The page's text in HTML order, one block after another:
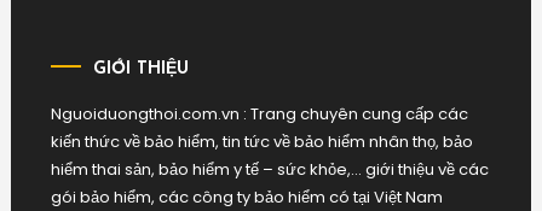
GIỚI THIỆU
Nguoiduongthoi.com.vn : Trang chuyên cung cấp các
kiến thức về bảo hiểm, tin tức về bảo hiểm nhân thọ, bảo
hiểm thai sản, bảo hiểm y tế – sức khỏe,… giới thiệu về các
gói bảo hiểm, các công ty bảo hiểm có tại Việt Nam